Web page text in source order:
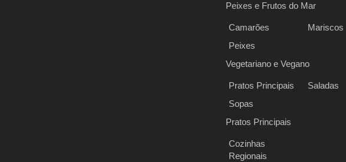
Peixes e Frutos do Mar
Camarões
Mariscos
Peixes
Vegetariano e Vegano
Pratos Principais
Saladas
Sopas
Pratos Principais
Cozinhas
Regionais